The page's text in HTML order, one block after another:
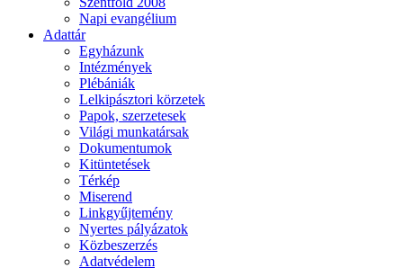
Napi evangélium
Adattár
Egyházunk
Intézmények
Plébániák
Lelkipásztori körzetek
Papok, szerzetesek
Világi munkatársak
Dokumentumok
Kitüntetések
Térkép
Miserend
Linkgyűjtemény
Nyertes pályázatok
Közbeszerzés
Adatvédelem